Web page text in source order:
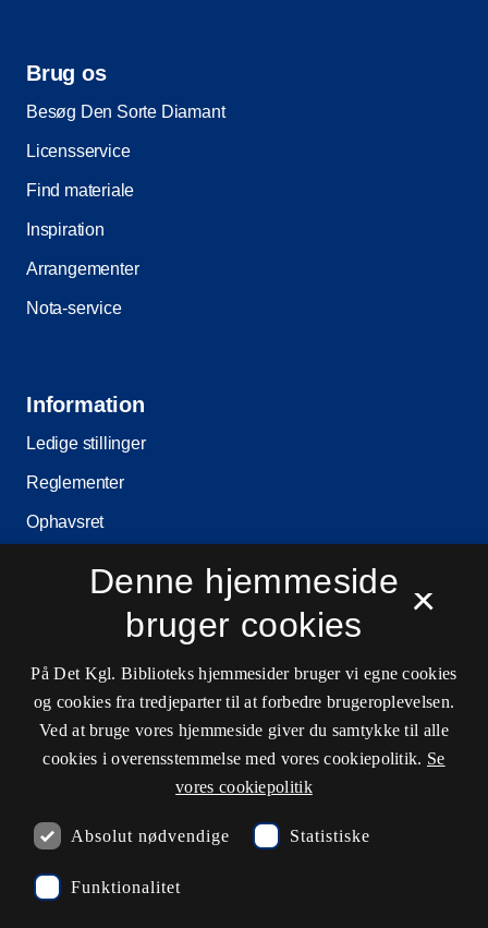
Brug os
Besøg Den Sorte Diamant
Licensservice
Find materiale
Inspiration
Arrangementer
Nota-service
Information
Ledige stillinger
Reglementer
Ophavsret
Cookieindstillinger
Kontaktinformationer
3347 4747
×
Denne hjemmeside
bruger cookies
På Det Kgl. Biblioteks hjemmesider bruger vi egne cookies
og cookies fra tredjeparter til at forbedre brugeroplevelsen.
Ved at bruge vores hjemmeside giver du samtykke til alle
cookies i overensstemmelse med vores cookiepolitik. Se
vores cookiepolitik
Absolut nødvendige Statistiske
Funktionalitet